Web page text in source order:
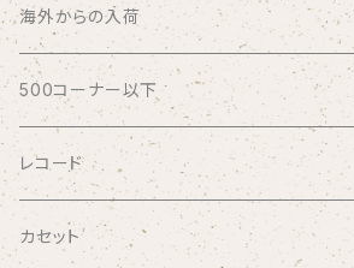
ABSOLUTE LOSERS
AFRICA
AGU
AIRCRAFT
海外からの入荷
500コーナー以下
レコード
カセット